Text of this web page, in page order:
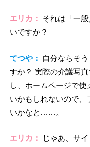
エリカ：
それは「一
いですか？
てつや：
自分ならそ
すか？ 実際の介護写
し、ホームページで
いかもしれないので、
いかなと……。
エリカ：
じゃあ、サ